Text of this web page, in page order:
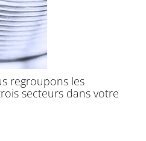
regroupons les
secteurs dans votre